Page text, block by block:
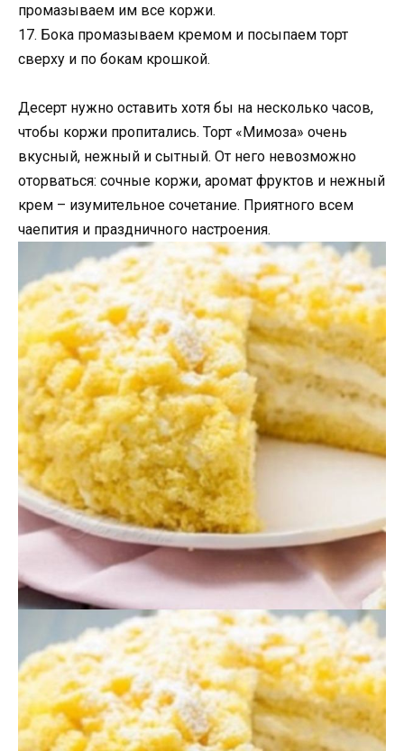
промазываем им все коржи.
17. Бока промазываем кремом и посыпаем торт
сверху и по бокам крошкой.
Десерт нужно оставить хотя бы на несколько часов,
чтобы коржи пропитались. Торт «Мимоза» очень
вкусный, нежный и сытный. От него невозможно
оторваться: сочные коржи, аромат фруктов и нежный
крем – изумительное сочетание. Приятного всем
чаепития и праздничного настроения.